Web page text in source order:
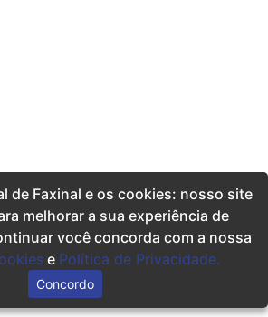
de Faxinal e os cookies: nosso site
melhorar a sua experiência de
você concorda com a nossa
e Política de Privacidade.
Concordo